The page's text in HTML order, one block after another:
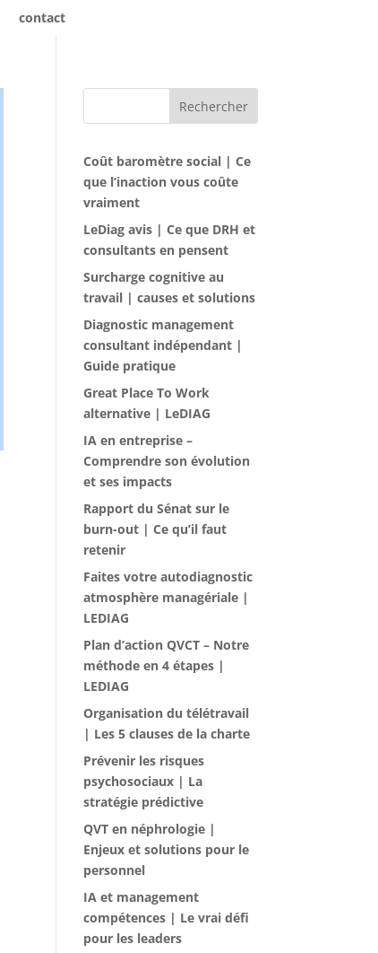
contact
Rechercher
Coût baromètre social | Ce
que l’inaction vous coûte
vraiment
LeDiag avis | Ce que DRH et
consultants en pensent
Surcharge cognitive au
travail | causes et solutions
Diagnostic management
consultant indépendant |
Guide pratique
Great Place To Work
alternative | LeDIAG
IA en entreprise –
Comprendre son évolution
et ses impacts
Rapport du Sénat sur le
burn-out | Ce qu’il faut
retenir
Faites votre autodiagnostic
atmosphère managériale |
LEDIAG
Plan d’action QVCT – Notre
méthode en 4 étapes |
LEDIAG
Organisation du télétravail
| Les 5 clauses de la charte
Prévenir les risques
psychosociaux | La
stratégie prédictive
QVT en néphrologie |
Enjeux et solutions pour le
personnel
IA et management
compétences | Le vrai défi
pour les leaders